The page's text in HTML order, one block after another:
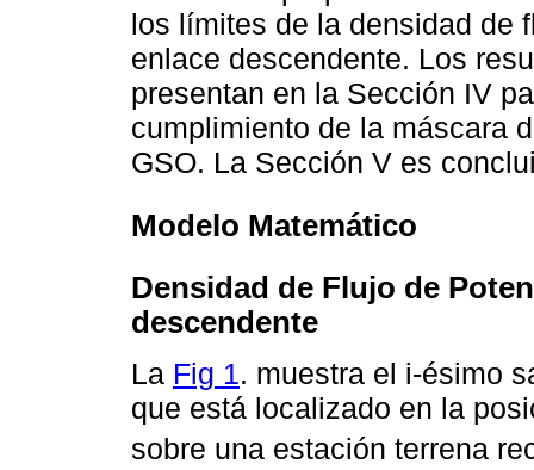
los límites de la densidad de
enlace descendente. Los
presentan en la Sección IV
cumplimiento de la máscara
GSO. La Sección V es
Modelo Matemático
Densidad de Flujo de
descendente
La Fig 1. muestra el i-ésimo
que está localizado en la
sobre una estación terrena